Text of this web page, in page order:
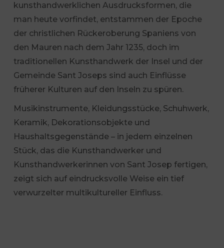
kunsthandwerklichen Ausdrucksformen, die
man heute vorfindet, entstammen der Epoche
der christlichen Rückeroberung Spaniens von
den Mauren nach dem Jahr 1235, doch im
traditionellen Kunsthandwerk der Insel und der
Gemeinde Sant Joseps sind auch Einflüsse
früherer Kulturen auf den Inseln zu spüren.
Musikinstrumente, Kleidungsstücke, Schuhwerk,
Keramik, Dekorationsobjekte und
Haushaltsgegenstände – in jedem einzelnen
Stück, das die Kunsthandwerker und
Kunsthandwerkerinnen von Sant Josep fertigen,
zeigt sich auf eindrucksvolle Weise ein tief
verwurzelter multikultureller Einfluss.